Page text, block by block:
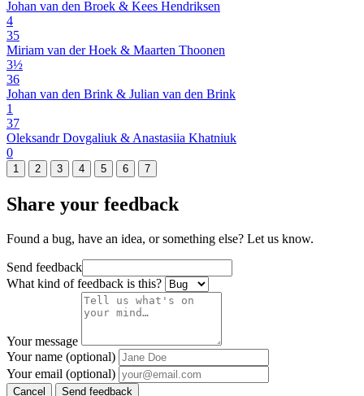
Johan van den Broek & Kees Hendriksen
4
35
Miriam van der Hoek & Maarten Thoonen
3½
36
Johan van den Brink & Julian van den Brink
1
37
Oleksandr Dovgaliuk & Anastasiia Khatniuk
0
1 2 3 4 5 6 7
Share your feedback
Found a bug, have an idea, or something else? Let us know.
Send feedback
What kind of feedback is this?
Your message
Your name (optional)
Your email (optional)
Cancel Send feedback